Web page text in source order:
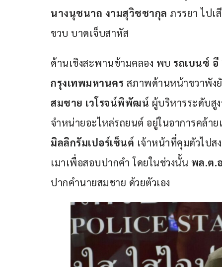
นางนุชนาถ งามสุวิชชากุล ภรรยา ไปเ
ขวบ บาดเจ็บสาหัส
ด้านเชิงสะพานข้ามคลอง พบ รถเบนซ์
กรุงเทพมหานคร สภาพด้านหน้าขวาพัง
สมชาย เวโรจน์พิพัฒน์ ผู้บริหารระดับสู
จำหน่ายอะไหล่รถยนต์ อยู่ในอาการคล้าย
มิลลิกรัมเปอร์เซ็นต์ เจ้าหน้าที่คุมตัวไปส
เมาเพื่อสอบปากคำ โดยในช่วงนั้น พล.ต.
ปากคำนายสมชาย ด้วยตัวเอง